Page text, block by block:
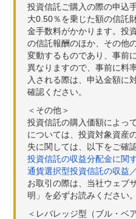
投資信託ご購入の際の申込
大0.50％を乗じた額の信託
金手数料がかかります。投
の信託報酬のほか、その他
変動するものであり、事前
異なりますので、事前に料
入される際は、申込金額に
確認ください。
＜その他＞
投資信託の購入価額によっ
については、投資対象資産
失に関しては、以下をご確
投資信託の収益分配金に関
通貨選択型投資信託の収益
お取引の際は、当社ウェブ
明」を必ずお読みください。
＜レバレッジ型（ブル・ベ